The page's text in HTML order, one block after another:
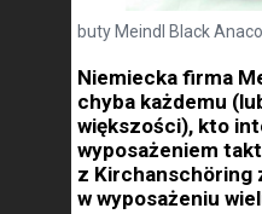
buty Meindl Black
Niemiecka firma
chyba każdemu
większości), kto
wyposażeniem
z Kirchanschöring
w wyposażeniu